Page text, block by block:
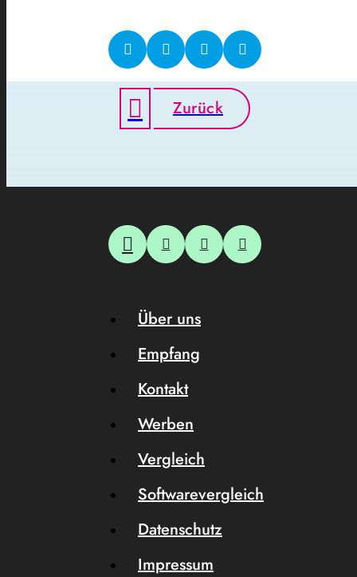
Zurück
Über uns
Empfang
Kontakt
Werben
Vergleich
Softwarevergleich
Datenschutz
Impressum